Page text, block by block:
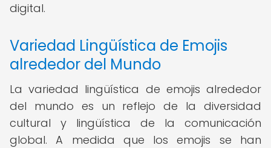
digital.
Variedad Lingüística de Emojis
alrededor del Mundo
La variedad lingüística de emojis alrededor
del mundo es un reflejo de la diversidad
cultural y lingüística de la comunicación
global. A medida que los emojis se han